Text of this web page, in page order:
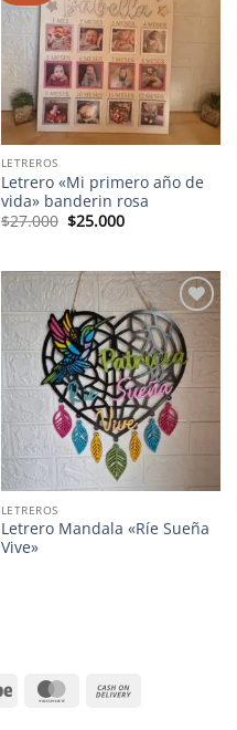
lista de
deseos
LETREROS
Letrero «Mi primero año de
vida» banderin rosa
$27.000 El
$27.000.
$25.000El
$25.000.
Añadir
a la
lista de
deseos
LETREROS
Letrero Mandala «Ríe Sueña
Vive»
Stripe MasterCard